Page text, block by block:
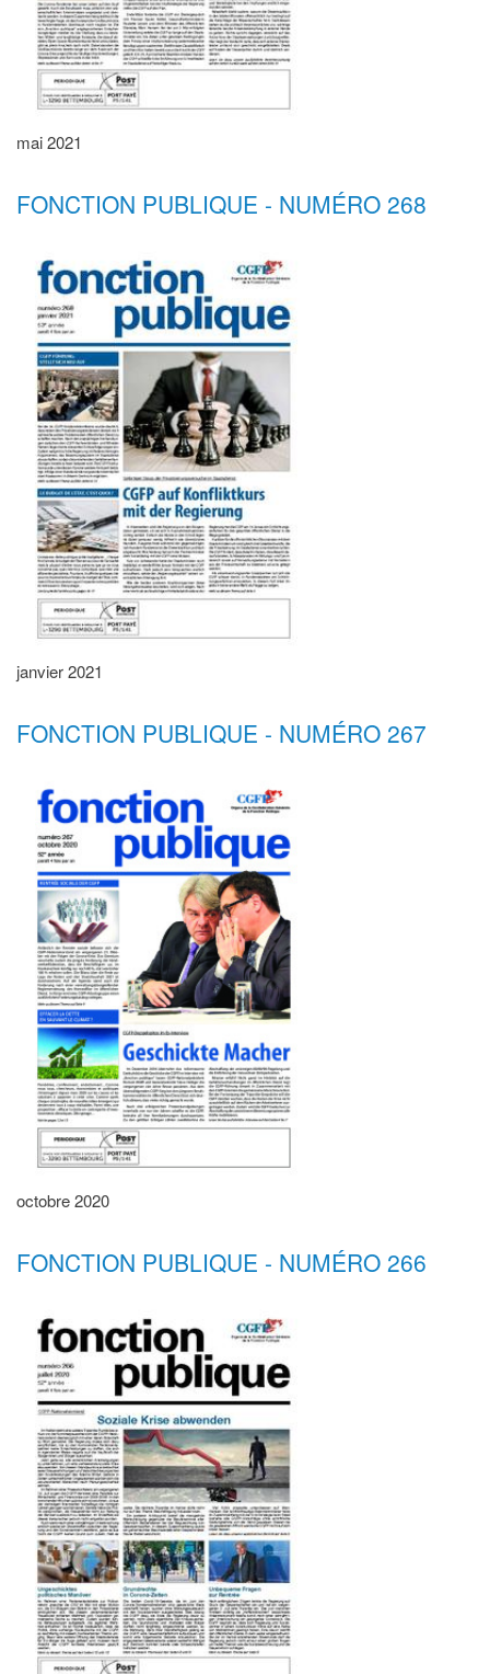
mai 2021
FONCTION PUBLIQUE - NUMÉRO 268
janvier 2021
FONCTION PUBLIQUE - NUMÉRO 267
octobre 2020
FONCTION PUBLIQUE - NUMÉRO 266